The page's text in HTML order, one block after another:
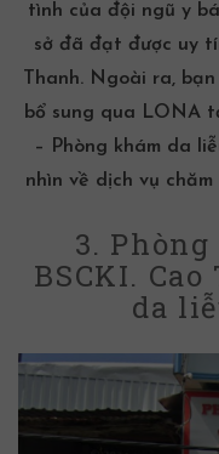
tình của đội ngũ y
sở đã đạt được uy
Thanh. Ngoài ra,
bổ sung qua LONA
– Phòng khám da
nhìn về dịch vụ
3.
BSCKI.
da